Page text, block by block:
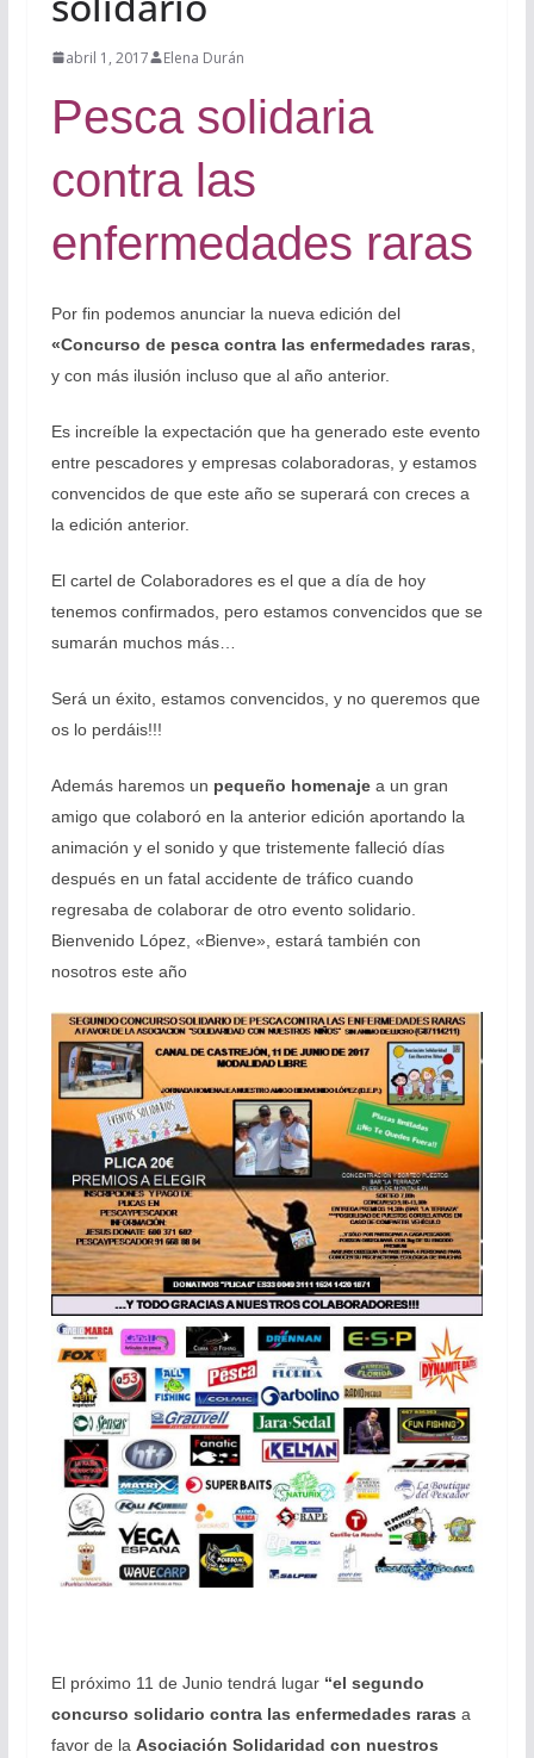
abril 1, 2017 Elena Durán
Pesca solidaria
contra las
enfermedades raras
Por fin podemos anunciar la nueva edición del
«Concurso de pesca contra las enfermedades raras
y con más ilusión incluso que al año anterior.
Es increíble la expectación que ha generado este evento
entre pescadores y empresas colaboradoras, y estamos
convencidos de que este año se superará con creces a
la edición anterior.
El cartel de Colaboradores es el que a día de hoy
tenemos confirmados, pero estamos convencidos que se
sumarán muchos más…
Será un éxito, estamos convencidos, y no queremos que
os lo perdáis!!!
Además haremos un pequeño homenajea un gran
amigo que colaboró en la anterior edición aportando la
animación y el sonido y que tristemente falleció días
después en un fatal accidente de tráfico cuando
regresaba de colaborar de otro evento solidario.
Bienvenido López, «Bienve», estará también con
nosotros este año
El próximo 11 de Junio tendrá lugar “el segundo
concurso solidario contra las enfermedades raras a
favor de la Asociación Solidaridad con nuestros